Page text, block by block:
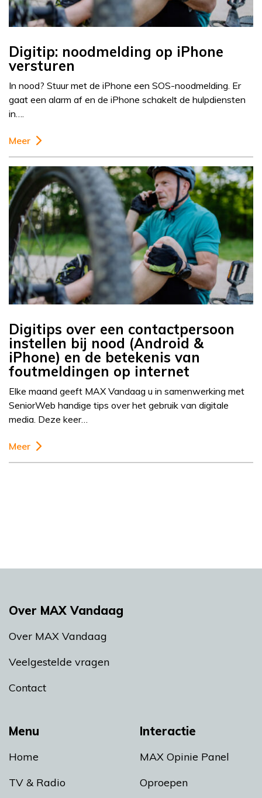
Digitip: noodmelding op iPhone
versturen
In nood? Stuur met de iPhone een SOS-noodmelding. Er
gaat een alarm af en de iPhone schakelt de hulpdiensten
in….
Meer
Digitips over een contactpersoon
instellen bij nood (Android &
iPhone) en de betekenis van
foutmeldingen op internet
Elke maand geeft MAX Vandaag u in samenwerking met
SeniorWeb handige tips over het gebruik van digitale
media. Deze keer…
Meer
Menu
Home
TV & Radio
Interactie
MAX Opinie Panel
Oproepen
Over MAX Vandaag
Over MAX Vandaag
Veelgestelde vragen
Contact